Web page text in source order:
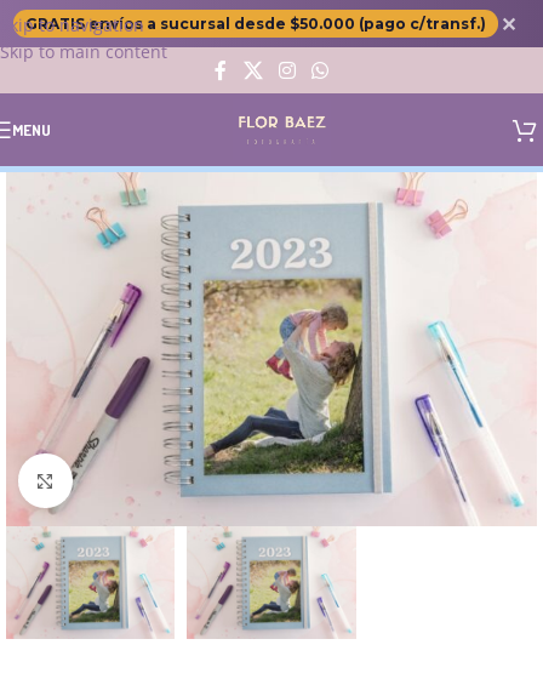
Skip to navigation
Skip to main content
GRATIS envíos a sucursal desde $50.000 (pago c/transf.) ✕
MENU
Click to enlarge